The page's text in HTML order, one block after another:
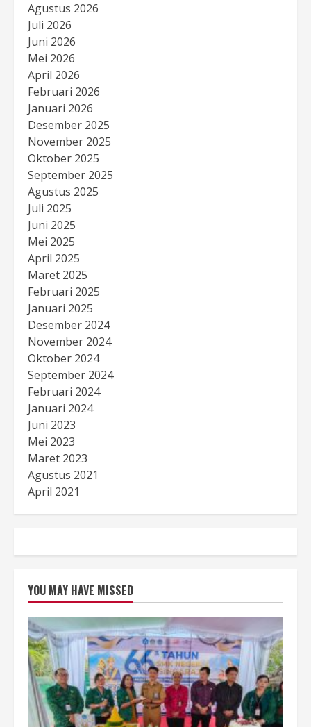
Agustus 2026
Juli 2026
Juni 2026
Mei 2026
April 2026
Februari 2026
Januari 2026
Desember 2025
November 2025
Oktober 2025
September 2025
Agustus 2025
Juli 2025
Juni 2025
Mei 2025
April 2025
Maret 2025
Februari 2025
Januari 2025
Desember 2024
November 2024
Oktober 2024
September 2024
Februari 2024
Januari 2024
Juni 2023
Mei 2023
Maret 2023
Agustus 2021
April 2021
YOU MAY HAVE MISSED